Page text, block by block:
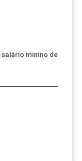
salário minino de